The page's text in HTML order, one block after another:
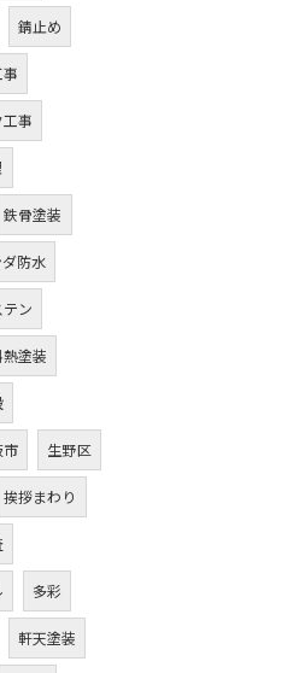
錆止め
事
鉄骨塗装
防水
ン
塗装
市 生野区
挨拶まわり
多彩
軒天塗装